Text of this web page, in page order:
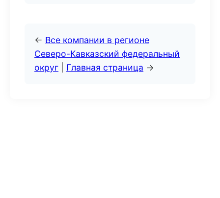
← Все компании в регионе
Северо-Кавказский федеральный
округ
Главная страница →